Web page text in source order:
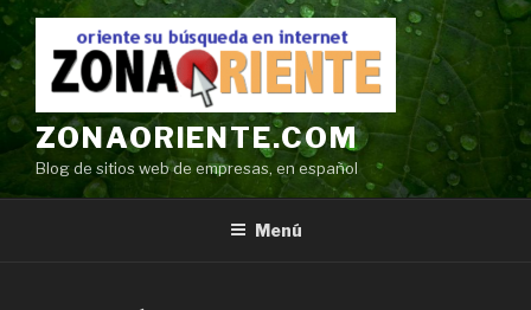
Ir
contenido
ZONAORIENTE.COM
Blog de sitios web de empresas, en español
Menú